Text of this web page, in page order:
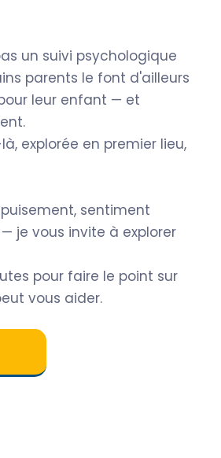
un suivi psychologique
parents le font d'ailleurs
leur enfant — et
explorée en premier lieu,
sentiment
je vous invite à explorer
pour faire le point sur
vous aider.